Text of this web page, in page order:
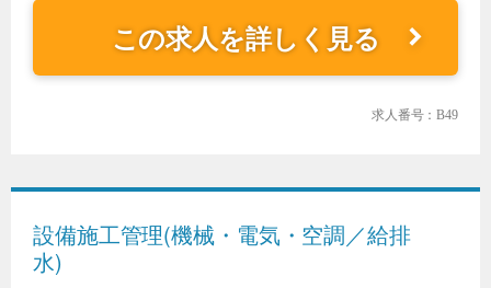
この求人を詳しく見る
求人番号：B49
設備施工管理(機械・電気・空調／給排
水)